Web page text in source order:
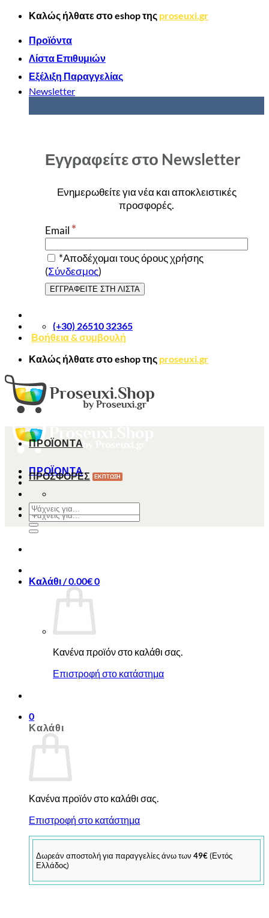
Μετάβαση
περιεχόμενο
Καλώς ήλθατε στοeshopτης proseuxi.gr
Προϊόντα
Λίστα Επιθυμιών
Εξέλιξη Παραγγελίας
Newsletter
Εγγραφείτε στο Newsletter
Ενημερωθείτε για νέα και αποκλειστικές
προσφορές.
Email *
*Αποδέχομαι τους όρους χρήσης
(Σύνδεσμος)
(+30) 26510 32365
Βοήθεια & συμβουλή
Καλώς ήλθατε στοeshopτης proseuxi.gr
ΠΡΟΪΟΝΤΑ
Αναζήτηση
για:
Καλάθι /0.00€0
Κανένα προϊόν στο καλάθι σας.
Επιστροφή στο κατάστημα
0
Καλάθι
Κανένα προϊόν στο καλάθι σας.
Επιστροφή στο κατάστημα
Δωρεάν αποστολή για παραγγελίες άνω των 49€(Εντός
Ελλάδος)
ΠΡΟΪΟΝΤΑ
ΠΡΟΣΦΟΡΕΣ
Αναζήτηση
για: